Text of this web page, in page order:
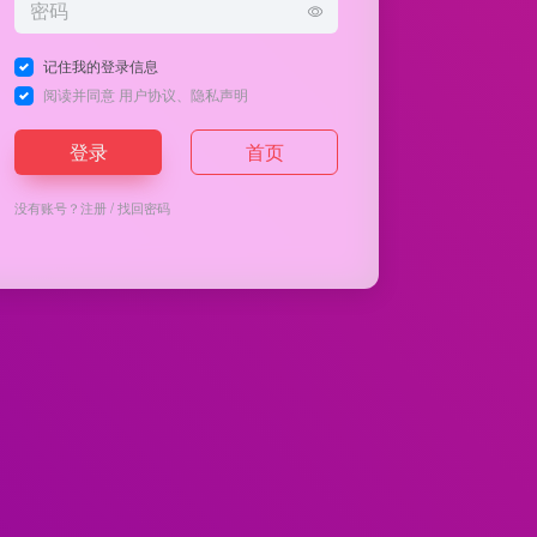
记住我的登录信息
阅读并同意 用户协议 隐私声明
登录 首页
没有账号？注册/找回密码